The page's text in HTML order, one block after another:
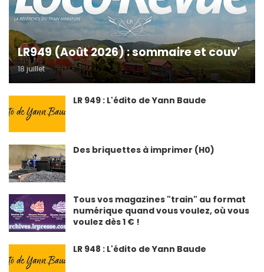
LR949 (Août 2026) : sommaire et couv'
18 juillet
LR 949 : L'édito de Yann Baude
Des briquettes à imprimer (H0)
Tous vos magazines "train" au format
numérique quand vous voulez, où vous
voulez dès 1 € !
LR 948 : L'édito de Yann Baude